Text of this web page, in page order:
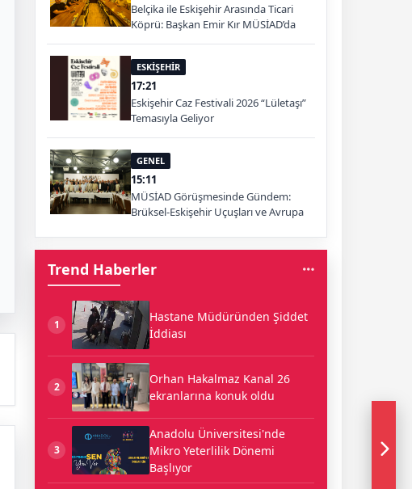
Belçika ile Eskişehir Arasında Ticari
Köprü: Başkan Emir Kır MÜSİAD’da
ESKİŞEHİR
17:21
Eskişehir Caz Festivali 2026 “Lületaşı”
Temasıyla Geliyor
GENEL
15:11
MÜSİAD Görüşmesinde Gündem:
Brüksel-Eskişehir Uçuşları ve Avrupa
Trend Haberler
1
Hastane Müdüründen Şiddet
İddiası
2
Orhan Hakalmaz Kanal 26
ekranlarına konuk oldu
3
Anadolu Üniversitesi'nde
Mikro Yeterlilik Dönemi
Başlıyor